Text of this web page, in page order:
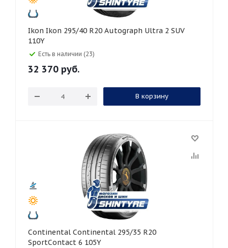
Ikon Ikon 295/40 R20 Autograph Ultra 2 SUV
110Y
Есть в наличии (23)
32 370 руб.
В корзину
Continental Continental 295/35 R20
SportContact 6 105Y